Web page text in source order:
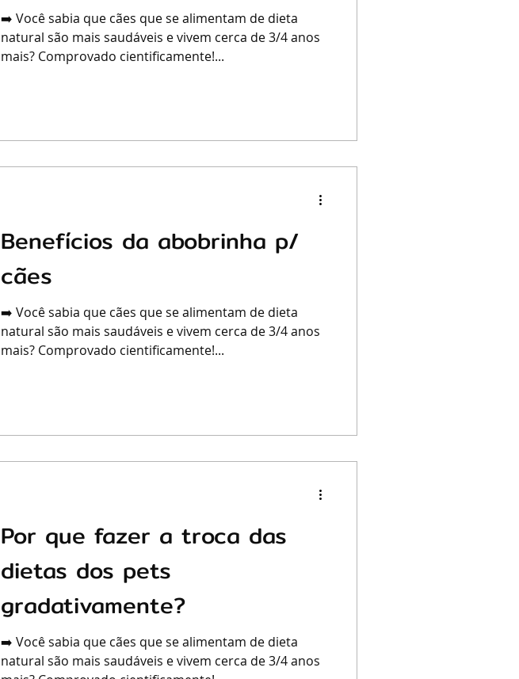
➡️ Você sabia que cães que se alimentam de dieta
natural são mais saudáveis e vivem cerca de 3/4 anos
mais? Comprovado cientificamente!...
Benefícios da abobrinha p/
cães
➡️ Você sabia que cães que se alimentam de dieta
natural são mais saudáveis e vivem cerca de 3/4 anos
mais? Comprovado cientificamente!...
Por que fazer a troca das
dietas dos pets
gradativamente?
➡️ Você sabia que cães que se alimentam de dieta
natural são mais saudáveis e vivem cerca de 3/4 anos